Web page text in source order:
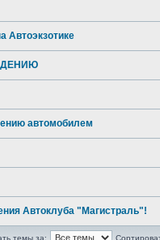
Автоэкзотике
автомобилем
Автоклуба "Магистраль"!
темы за: